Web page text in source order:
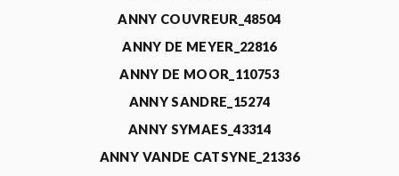
ANNY COUVREUR_48504
ANNY DE MEYER_22816
ANNY DE MOOR_110753
ANNY SANDRE_15274
ANNY SYMAES_43314
ANNY VANDE CATSYNE_21336